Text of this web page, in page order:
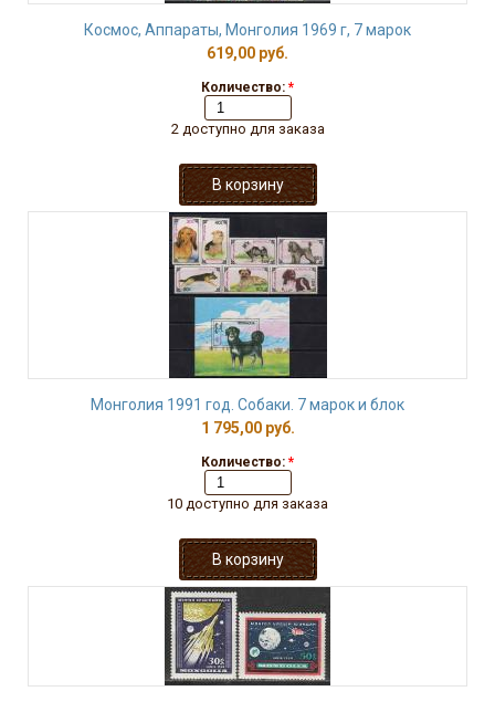
Космос, Аппараты, Монголия 1969 г, 7 марок
619,00 руб.
Количество: *
2 доступно для заказа
Монголия 1991 год. Собаки. 7 марок и блок
1 795,00 руб.
Количество: *
10 доступно для заказа